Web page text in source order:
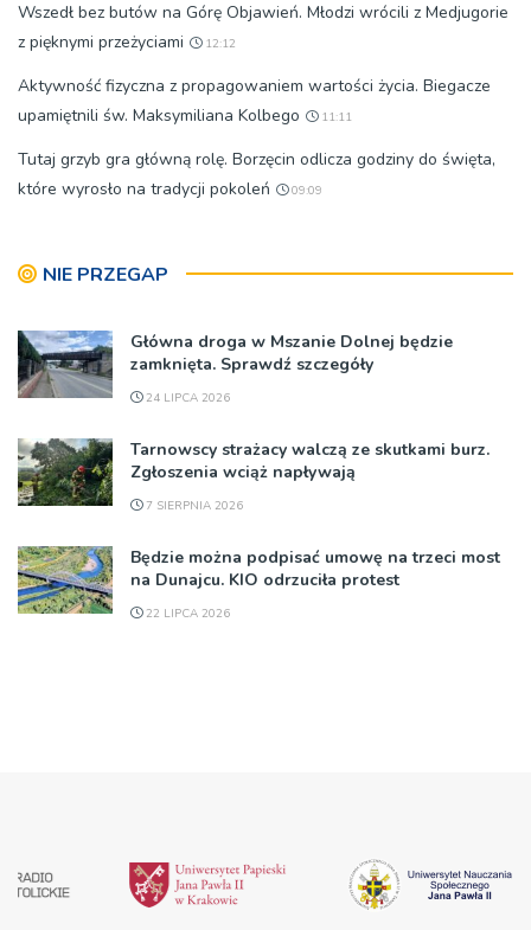
Wszedł bez butów na Górę Objawień. Młodzi wrócili z Medjugorie
z pięknymi przeżyciami
12:12
Aktywność fizyczna z propagowaniem wartości życia. Biegacze
upamiętnili św. Maksymiliana Kolbego
11:11
Tutaj grzyb gra główną rolę. Borzęcin odlicza godziny do święta,
które wyrosło na tradycji pokoleń
09:09
NIE PRZEGAP
Główna droga w Mszanie Dolnej będzie
zamknięta. Sprawdź szczegóły
24 LIPCA 2026
Tarnowscy strażacy walczą ze skutkami burz.
Zgłoszenia wciąż napływają
7 SIERPNIA 2026
Będzie można podpisać umowę na trzeci most
na Dunajcu. KIO odrzuciła protest
22 LIPCA 2026